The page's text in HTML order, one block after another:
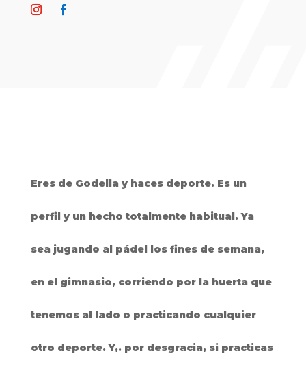
Eres de Godella y haces deporte. Es un
perfil y un hecho totalmente habitual. Ya
sea jugando al pádel los fines de semana,
en el gimnasio, corriendo por la huerta que
tenemos al lado o practicando cualquier
otro deporte. Y,. por desgracia, si practicas